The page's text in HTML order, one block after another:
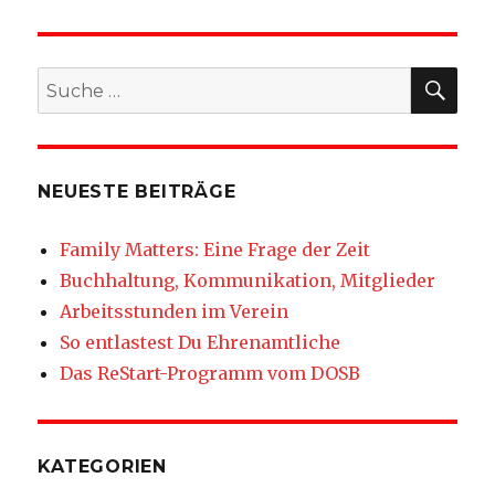
E
Suche
nach:
NEUESTE BEITRÄGE
Family Matters: Eine Frage der Zeit
Buchhaltung, Kommunikation, Mitglieder
Arbeitsstunden im Verein
So entlastest Du Ehrenamtliche
Das ReStart-Programm vom DOSB
KATEGORIEN